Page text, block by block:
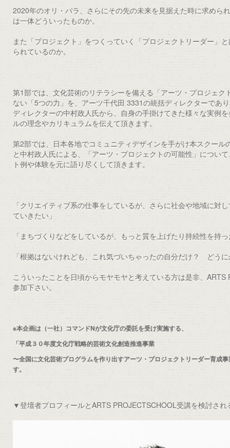
2020年のオリ・パラ、さらにその先の未来を見据えた時に求めら
は一体どういったものか。
また「プロジェクト」をつくっていく「プロジェクトリーダー」
られているのか。
第1部では、文化芸術のリテラシーを備える「アーツ・プロジェク
ない「5つの力」を、アーツ千代田 3331の統括ディレクターであ
ディレクターの中村政人氏から、自身の手掛けてきた様々な実例
ルの理念やカリキュラムを伝えて頂きます。
第2部では、日本各地でコミュニティデザインを手がけ本スクール
と中村政人氏による、「アーツ・プロジェクトの可能性」につい
ト例や体験を元に語り尽くして頂きます。
「クリエイティブ系の仕事をしているが、さらに社会や地域に対
ていきたい」
「まちづくりなどをしているが、もっと質を上げたり持続性を持
「根拠はないけれども、これ気づいちゃったの自分だけ？ どう
こういったことを日頃からモヤモヤと考えている方は是非、ARTS
参加下さい。
※本企画は（一社）コマンドNが文化庁の委託を受け実施する、
「平成３０年度文化庁戦略的芸術文化創造推進事業
〜全国に文化芸術プログラムを作り出すアーツ・プロジェクトリーダー育成
す。
▼登壇者プロフィールとARTS PROJECTSCHOOL受講を検討され